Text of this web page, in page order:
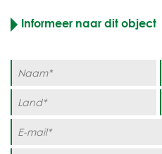
Informeer naar dit object